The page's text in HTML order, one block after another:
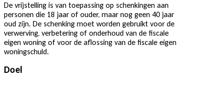
De vrijstelling is van toepassing op schenkingen aan
personen die 18 jaar of ouder, maar nog geen 40 jaar
oud zijn. De schenking moet worden gebruikt voor de
verwerving, verbetering of onderhoud van de fiscale
eigen woning of voor de aflossing van de fiscale eigen
woningschuld.
Doel